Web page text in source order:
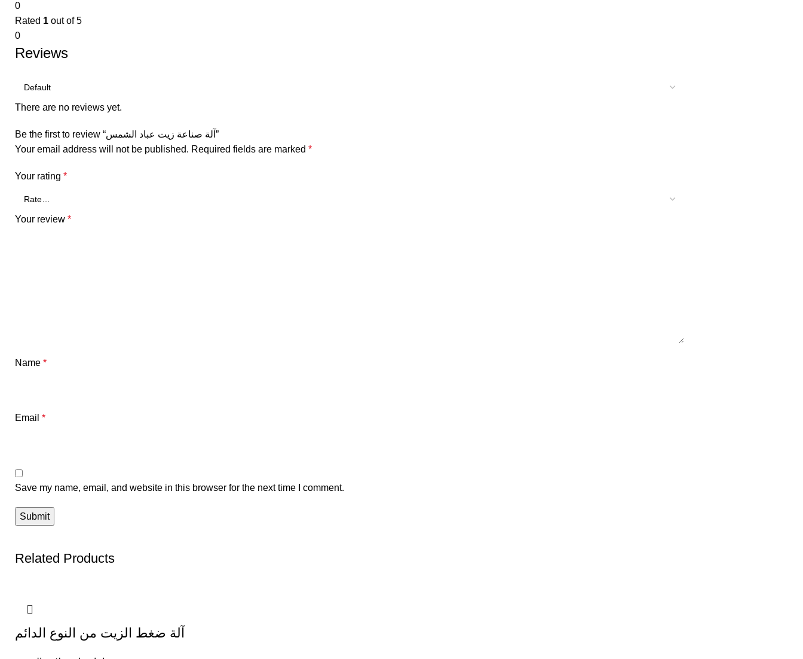
0
Rated 1 out of 5
0
Reviews
There are no reviews yet.
Be the first to review “آلة صناعة زيت عباد الشمس”
Your email address will not be published. Required fields are marked *
Your rating *
Your review *
Name *
Email *
Save my name, email, and website in this browser for the next time I comment.
Related Products
آلة ضغط الزيت من النوع الدائم